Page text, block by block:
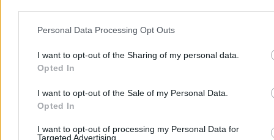
Personal Data Processing Opt Outs
I want to opt-out of the Sharing of my personal data.
Opted In
I want to opt-out of the Sale of my Personal Data.
Opted In
I want to opt-out of processing my Personal Data for
Targeted Advertising.
bankier świata?
Polexit? „Niemożliwe, to jest zły pomysł”
Tyle może kosztować referendum. Media: PKW podała kwotę
Koszmar Ukrainy. Dzień i noc nieustannych ataków Rosji
Nie chcemy pracować na emeryturze. Jednak liczba
Relokacja amerykańskich wojsk. Szef MON wyjaśnia
zamieszanie